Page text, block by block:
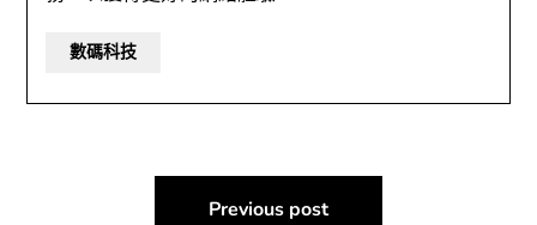
數碼科技
Previous post